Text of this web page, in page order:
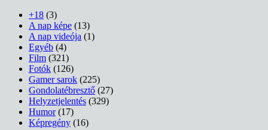
+18 (3)
A nap képe (13)
A nap videója (1)
Egyéb (4)
Film (321)
Fotók (126)
Gamer sarok (225)
Gondolatébresztő (27)
Helyzetjelentés (329)
Humor(17)
Képregény (16)